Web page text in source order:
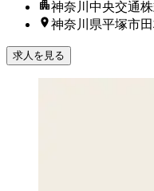
神奈川中央交通
神奈川県平塚市
求人を見る